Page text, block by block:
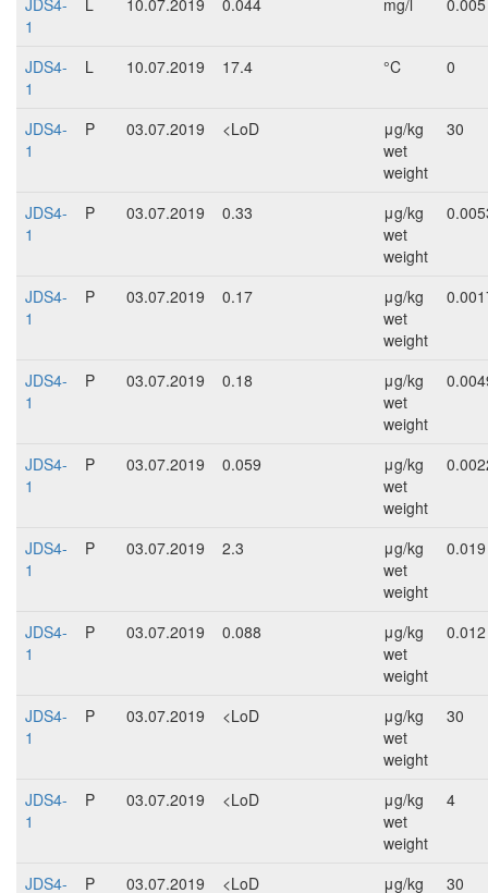
JDS4-
1
L 10.07.2019 0.044 mg/l 0.005
JDS4-
1
L 10.07.2019 17.4 °C 0
JDS4-
1
P 03.07.2019 <LoD
μg/kg
wet
weight
30
JDS4-
1
P 03.07.2019 0.33
μg/kg
wet
weight
JDS4-
1
P 03.07.2019 0.17
μg/kg
wet
weight
JDS4-
1
P 03.07.2019 0.18
μg/kg
wet
weight
JDS4-
1
P 03.07.2019 0.059
μg/kg
wet
weight
JDS4-
1
P 03.07.2019 2.3
μg/kg
wet
weight
0.019
JDS4-
1
P 03.07.2019 0.088
μg/kg
wet
weight
0.012
JDS4-
1
P 03.07.2019 <LoD
μg/kg
wet
weight
30
JDS4-
1
P 03.07.2019 <LoD
μg/kg
wet
weight
4
JDS4-
P 03.07.2019 <LoD
μg/kg
30